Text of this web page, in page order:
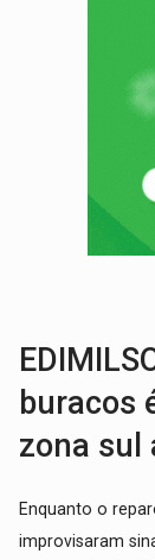
buracos
zona sul
Enquanto o
improvisaram